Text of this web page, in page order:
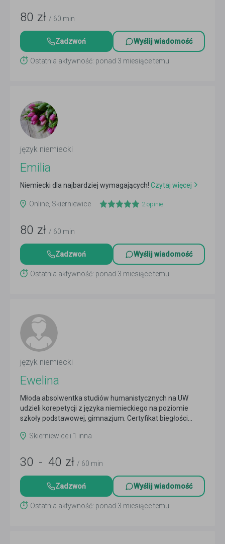
80 zł / 60 min
Zadzwoń Wyślij wiadomość
Ostatnia aktywność: ponad 3 miesiące temu
język niemiecki
Emilia
Niemiecki dla najbardziej wymagających! Czytaj więcej
Online, Skierniewice 2opinie
80 zł / 60 min
Zadzwoń Wyślij wiadomość
Ostatnia aktywność: ponad 3 miesiące temu
język niemiecki
Ewelina
Młoda absolwentka studiów humanistycznych na UW
udzieli korepetycji z języka niemieckiego na poziomie
szkoły podstawowej, gimnazjum. Certyfikat biegłości...
Skierniewice i 1 inna
30 - 40 zł / 60 min
Zadzwoń Wyślij wiadomość
Ostatnia aktywność: ponad 3 miesiące temu